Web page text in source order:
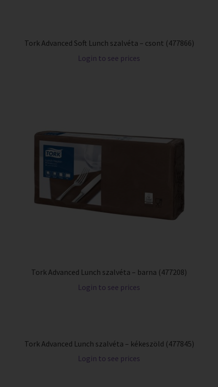
Tork Advanced Soft Lunch szalvéta – csont (477866)
Login to see prices
Tork Advanced Lunch szalvéta – barna (477208)
Login to see prices
Tork Advanced Lunch szalvéta – kékeszöld (477845)
Login to see prices